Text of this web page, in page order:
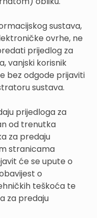
sustava,
ovrhe, ne
prijedlog za
vanjski korisnik
bez odgode prijaviti
sustava.
prijedloga za
od trenutka
za predaju
stranicama
će se upute o
o
teškoća te
za predaju